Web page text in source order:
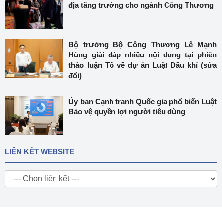
địa tăng trưởng cho ngành Công Thương
Bộ trưởng Bộ Công Thương Lê Mạnh
Hùng giải đáp nhiều nội dung tại phiên
thảo luận Tổ về dự án Luật Dầu khí (sửa
đổi)
Ủy ban Cạnh tranh Quốc gia phổ biến Luật
Bảo vệ quyền lợi người tiêu dùng
LIÊN KẾT WEBSITE